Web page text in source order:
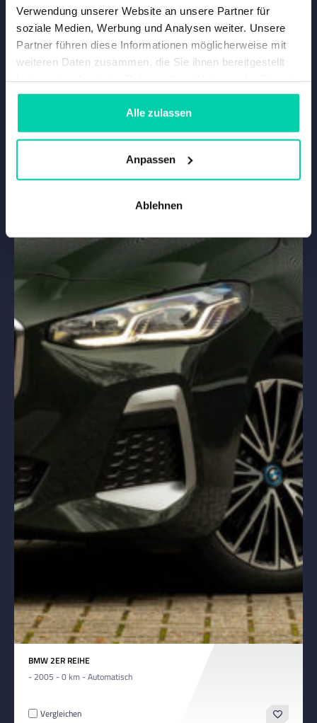
Verwendung unserer Website an unsere Partner für
soziale Medien, Werbung und Analysen weiter. Unsere
Partner führen diese Informationen möglicherweise mit
weiteren Daten zusammen, die Sie ihnen bereitgestellt
gesammelt haben.
Alle zulassen
Anpassen
Ablehnen
BMW 2ER REIHE
- 2005 - 0 km - Automatisch
Vergleichen